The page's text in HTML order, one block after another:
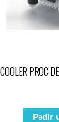
COOLER PROC
Pedir